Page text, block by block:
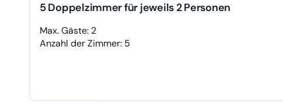
5 Doppelzimmer für jeweils 2 Personen
Max. Gäste: 2
Anzahl der Zimmer: 5